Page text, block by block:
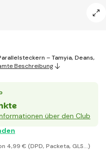
– Tamyia, Deans,
Beschreibung
über den Club
4,99 € (DPD, Packeta, GLS...)